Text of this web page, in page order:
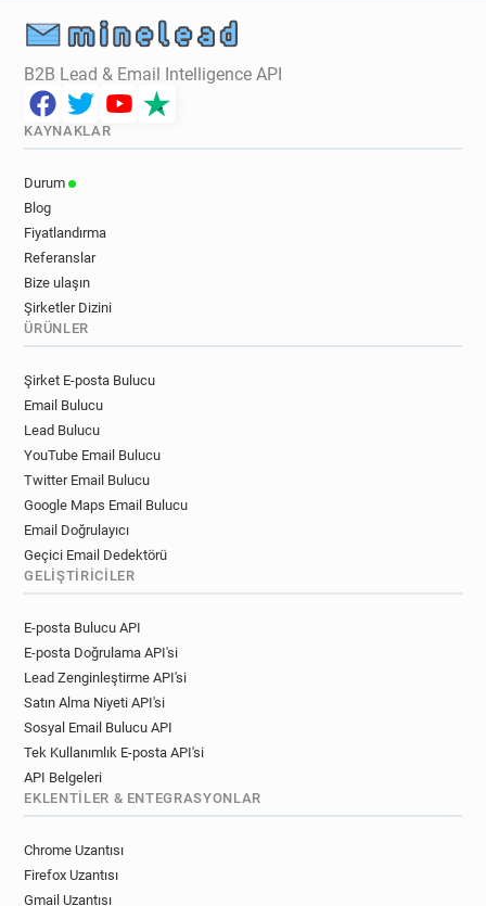
B2B Lead & Email Intelligence API
KAYNAKLAR
Durum
Blog
Fiyatlandırma
Referanslar
Bize ulaşın
Şirketler Dizini
ÜRÜNLER
Şirket E-posta Bulucu
Email Bulucu
Lead Bulucu
YouTube Email Bulucu
Twitter Email Bulucu
Google Maps Email Bulucu
Email Doğrulayıcı
Geçici Email Dedektörü
GELIŞTIRICILER
E-posta Bulucu API
E-posta Doğrulama API'si
Lead Zenginleştirme API'si
Satın Alma Niyeti API'si
Sosyal Email Bulucu API
Tek Kullanımlık E-posta API'si
API Belgeleri
EKLENTILER & ENTEGRASYONLAR
Chrome Uzantısı
Firefox Uzantısı
Gmail Uzantısı